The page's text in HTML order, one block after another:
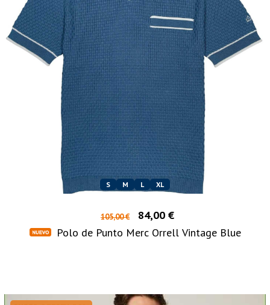
S M L XL
105,00 €
84,00 €
Polo de Punto Merc Orrell Vintage Blue